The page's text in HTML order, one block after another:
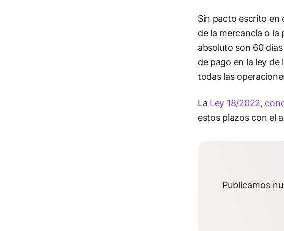
Sin pacto escrito en
de la mercancía o
absoluto son 60
de pago en la ley
todas las
La Ley 18/2022,
estos plazos con el
Publicamos